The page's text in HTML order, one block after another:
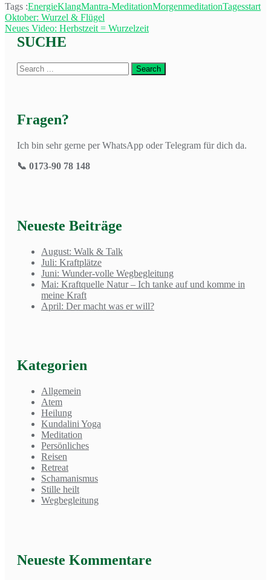
Tags :EnergieKlangMantra-MeditationMorgenmeditationTagesstart
Beitragsnavigation
Oktober: Wurzel & Flügel
Neues Video: Herbstzeit = Wurzelzeit
SUCHE
Fragen?
Ich bin sehr gerne per WhatsApp oder Telegram für dich da.
📞 0173-90 78 148
Neueste Beiträge
August: Walk & Talk
Juli: Kraftplätze
Juni: Wunder-volle Wegbegleitung
Mai: Kraftquelle Natur – Ich tanke auf und komme in
meine Kraft
April: Der macht was er will?
Kategorien
Allgemein
Atem
Heilung
Kundalini Yoga
Meditation
Persönliches
Reisen
Retreat
Schamanismus
Stille heilt
Wegbegleitung
Neueste Kommentare